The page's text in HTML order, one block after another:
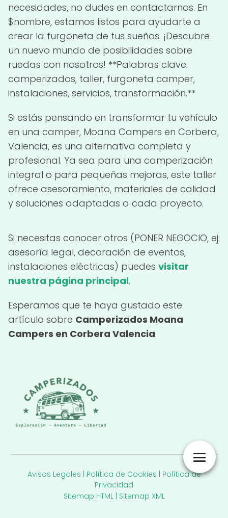
necesidades, no dudes en contactarnos. En
$nombre, estamos listos para ayudarte a
crear la furgoneta de tus sueños. ¡Descubre
un nuevo mundo de posibilidades sobre
ruedas con nosotros! **Palabras clave:
camperizados, taller, furgoneta camper,
instalaciones, servicios, transformación.**
Si estás pensando en transformar tu vehículo
en una camper, Moana Campers en Corbera,
Valencia, es una alternativa completa y
profesional. Ya sea para una camperización
integral o para pequeñas mejoras, este taller
ofrece asesoramiento, materiales de calidad
y soluciones adaptadas a cada proyecto.
Si necesitas conocer otros (PONER NEGOCIO, ej:
asesoría legal, decoración de eventos,
instalaciones eléctricas) puedes visitar
nuestra página principal.
Esperamos que te haya gustado este
artículo sobre Camperizados Moana
Campers en Corbera Valencia.
Avisos Legales | Política de Cookies | Política de
Privacidad
Sitemap HTML| Sitemap XML